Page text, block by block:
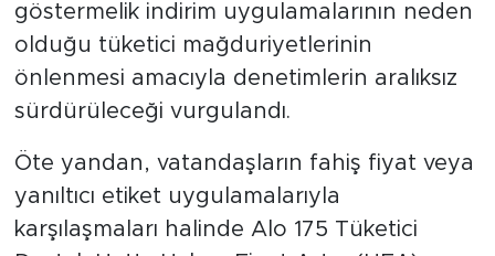
göstermelik indirim uygulamalarının neden
olduğu tüketici mağduriyetlerinin
önlenmesi amacıyla denetimlerin aralıksız
sürdürüleceği vurgulandı.
Öte yandan, vatandaşların fahiş fiyat veya
yanıltıcı etiket uygulamalarıyla
karşılaşmaları halinde Alo 175 Tüketici